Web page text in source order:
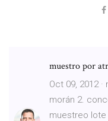
muestro por
Oct 09, 2012
morán 2.
muestreo